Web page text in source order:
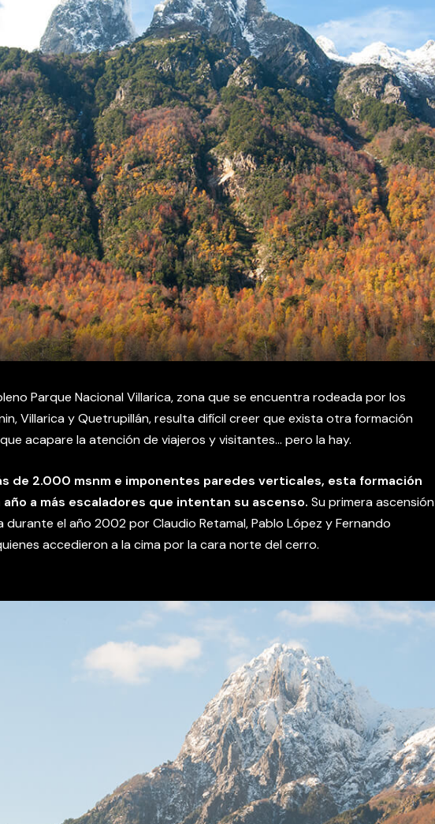
Parque Nacional Villarica, zona que se encuentra rodeada por los
Villarica y Quetrupillán, resulta difícil creer que exista otra formación
acapare la atención de viajeros y visitantes… pero la hay.
de 2.000 msnm e imponentes paredes verticales, esta formación
año a más escaladores que intentan su ascenso. Su primera ascensión
durante el año 2002 por Claudio Retamal, Pablo López y Fernando
accedieron a la cima por la cara norte del cerro.